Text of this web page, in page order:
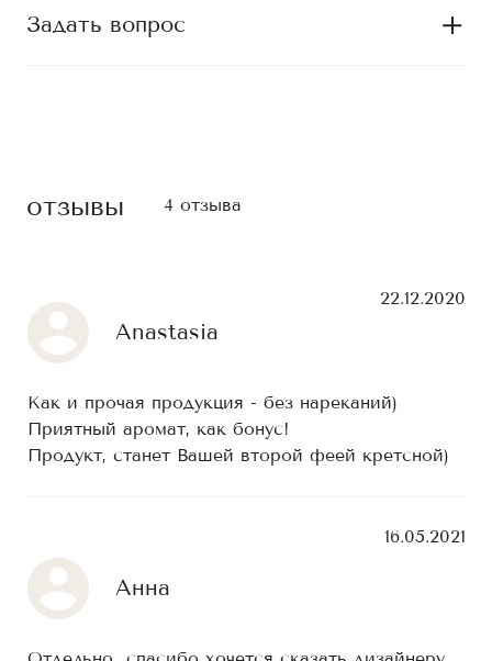
Задать вопрос
отзывы 4 отзыва
Anastasia
22.12.2020
Как и прочая продукция - без нареканий)
Приятный аромат, как бонус!
Продукт, станет Вашей второй феей кретсной)
Анна
16.05.2021